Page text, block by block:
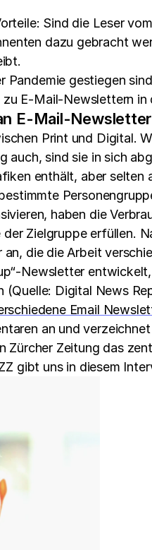
Sind die Leser
dazu gebracht
Pandemie gestiegen
E-Mail-Newslettern in
E-Mail-
Print und Digital.
auch, sind sie in sich
enthält, aber
haben die
Zielgruppe erfüllen.
die die Arbeit
Newsletter
Digital News
Email
an und
Zeitung das
gibt uns in diesem